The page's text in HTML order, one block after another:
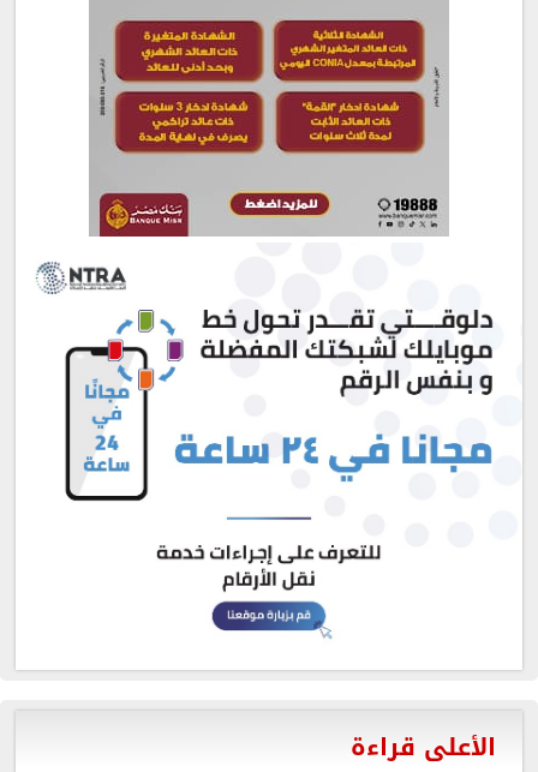
الأعلى قراءة